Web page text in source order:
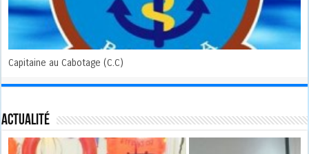
Capitaine au Cabotage (C.C)
Actualité